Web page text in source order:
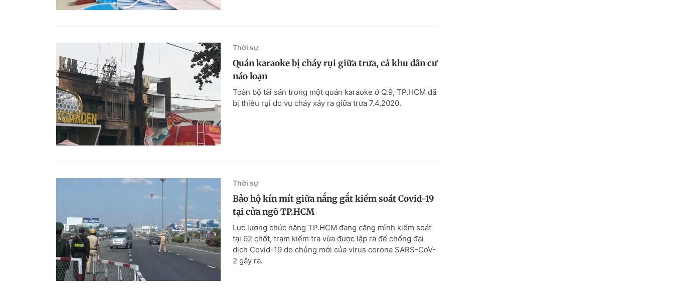
Thời sự
Quán karaoke bị cháy rụi giữa trưa, cả khu dân cư
náo loạn
Toàn bộ tài sản trong một quán karaoke ở Q.9, TP.HCM đã
bị thiêu rụi do vụ cháy xảy ra giữa trưa 7.4.2020.
Thời sự
Bảo hộ kín mít giữa nắng gắt kiểm soát Covid-19
tại cửa ngõ TP.HCM
Lực lượng chức năng TP.HCM đang căng mình kiểm soát
tại 62 chốt, trạm kiểm tra vừa được lập ra để chống đại
dịch Covid-19 do chủng mới của virus corona SARS-CoV-
2 gây ra.